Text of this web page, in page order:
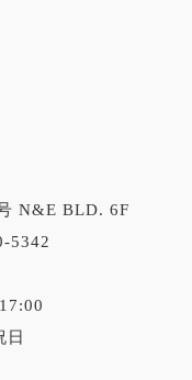
N&E BLD. 6F
5342
日